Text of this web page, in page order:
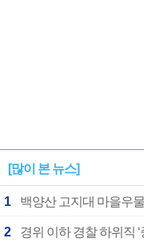
[많이 본 뉴스]
1 백양산 고지대 마을우
2 경위 이하 경찰 하위직